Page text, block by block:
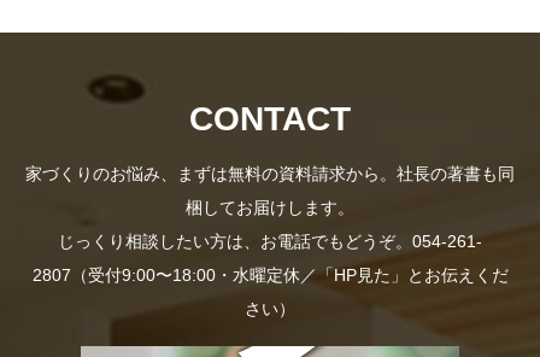
CONTACT
家づくりのお悩み、まずは無料の資料請求から。社長の著書も同
梱してお届けします。
じっくり相談したい方は、お電話でもどうぞ。054-261-
2807（受付9:00〜18:00・水曜定休／「HP見た」とお伝えくだ
さい）
プ
の